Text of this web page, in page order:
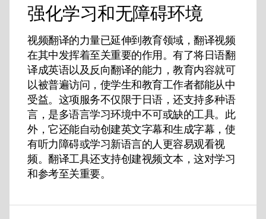
强化学习和无障碍环境
视频翻译的力量已延伸到教育领域，翻译视频
在其中发挥着至关重要的作用。有了将日语翻
译成英语以及反向翻译的能力，教育内容就可
以被普遍访问，使学生和教育工作者都能从中
受益。这项服务不仅限于日语，还支持多种语
言，是多语言学习环境中不可或缺的工具。此
外，它还能自动创建英文字幕和生成字幕，使
有听力障碍或学习新语言的人更容易观看视
频。翻译工具还支持创建视频文本，这对学习
和参考至关重要。